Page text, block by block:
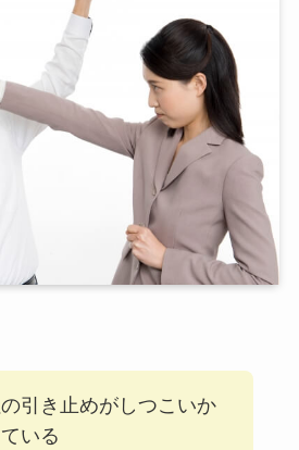
の引き止めがしつこいか
いる